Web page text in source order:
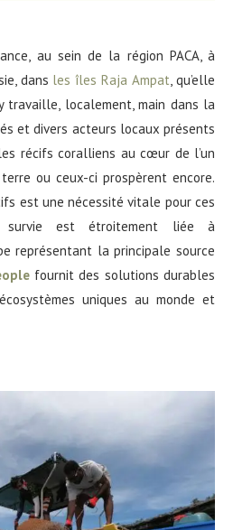
au sein de la région PACA, à
dans les îles Raja Ampat , qu’elle
travaille, localement, main dans la
et divers acteurs locaux présents
récifs coralliens au cœur de l’un
ou ceux-ci prospèrent encore.
est une nécessité vitale pour ces
survie est étroitement liée à
représentant la principale source
fournit des solutions durables
uniques au monde et